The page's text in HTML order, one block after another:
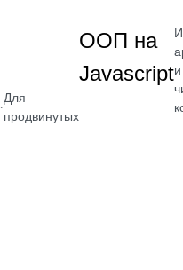
·
Для
продвинутых
ООП на
Javascript